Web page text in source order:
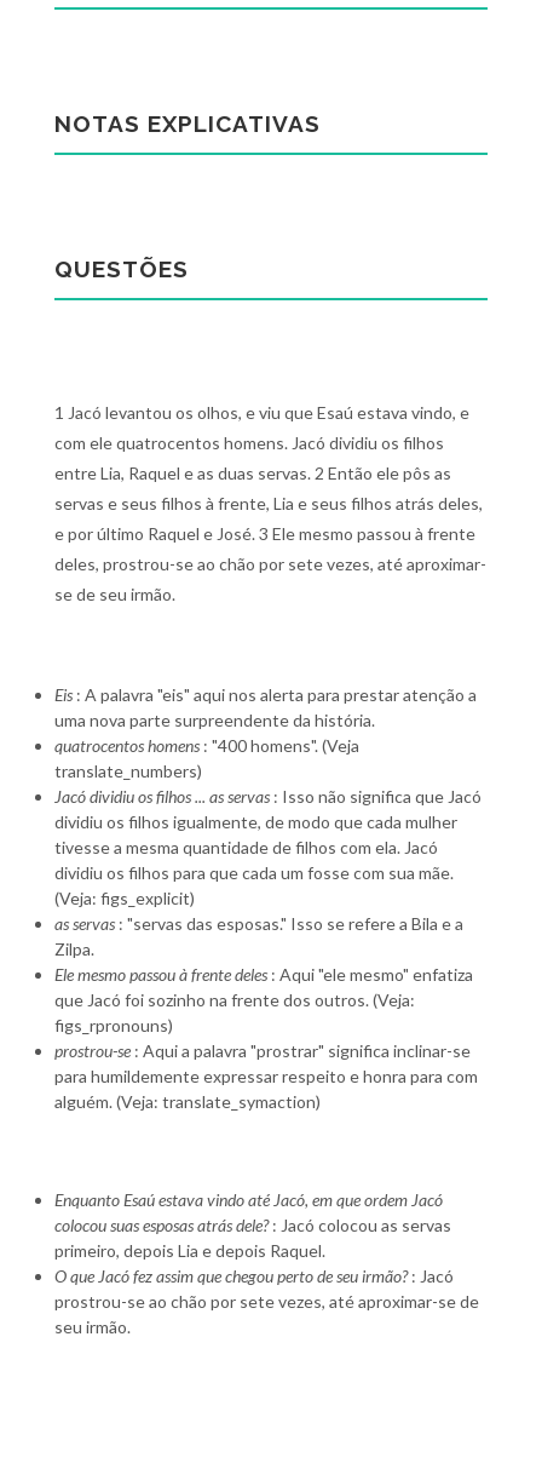
NOTAS EXPLICATIVAS
QUESTÕES
1 Jacó levantou os olhos, e viu que Esaú estava vindo, e
com ele quatrocentos homens. Jacó dividiu os filhos
entre Lia, Raquel e as duas servas. 2 Então ele pôs as
servas e seus filhos à frente, Lia e seus filhos atrás deles,
e por último Raquel e José. 3 Ele mesmo passou à frente
deles, prostrou-se ao chão por sete vezes, até aproximar-
se de seu irmão.
Eis : A palavra "eis" aqui nos alerta para prestar atenção a
uma nova parte surpreendente da história.
quatrocentos homens : "400 homens". (Veja
translate_numbers)
Jacó dividiu os filhos ... as servas : Isso não significa que Jacó
dividiu os filhos igualmente, de modo que cada mulher
tivesse a mesma quantidade de filhos com ela. Jacó
dividiu os filhos para que cada um fosse com sua mãe.
(Veja: figs_explicit)
as servas : "servas das esposas." Isso se refere a Bila e a
Zilpa.
Ele mesmo passou à frente deles : Aqui "ele mesmo" enfatiza
que Jacó foi sozinho na frente dos outros. (Veja:
figs_rpronouns)
prostrou-se : Aqui a palavra "prostrar" significa inclinar-se
para humildemente expressar respeito e honra para com
alguém. (Veja: translate_symaction)
Enquanto Esaú estava vindo até Jacó, em que ordem Jacó
colocou suas esposas atrás dele?: Jacó colocou as servas
primeiro, depois Lia e depois Raquel.
O que Jacó fez assim que chegou perto de seu irmão?: Jacó
prostrou-se ao chão por sete vezes, até aproximar-se de
seu irmão.